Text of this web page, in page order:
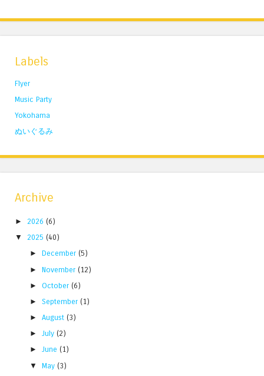
Labels
Flyer
Music Party
Yokohama
ぬいぐるみ
Archive
► 2026 (6)
▼ 2025 (40)
►December (5)
►November (12)
►October (6)
►September (1)
►August (3)
►July (2)
►June (1)
▼May (3)